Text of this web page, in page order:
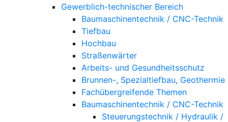
Gewerblich-technischer Bereich
Baumaschinentechnik / CNC-Technik
Tiefbau
Hochbau
Straßenwärter
Arbeits- und Gesundheitsschutz
Brunnen-, Spezialtiefbau, Geothermie
Fachübergreifende Themen
Baumaschinentechnik / CNC-Technik
Steuerungstechnik / Hydraulik /